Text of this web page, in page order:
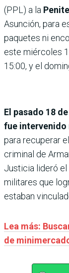
(PPL) a la
Asunción, para
paquetes ni
este miércoles
15:00, y el
El pasado 18
fue intervenido
para recuperar
criminal de
Justicia lideró
militares que
estaban
Lea más:
de